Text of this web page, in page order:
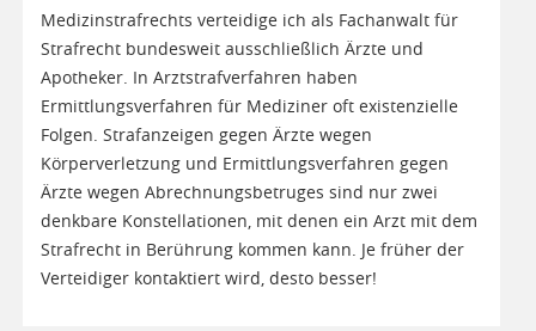
Medizinstrafrechts verteidige ich als Fachanwalt für
Strafrecht bundesweit ausschließlich Ärzte und
Apotheker. In Arztstrafverfahren haben
Ermittlungsverfahren für Mediziner oft existenzielle
Folgen. Strafanzeigen gegen Ärzte wegen
Körperverletzung und Ermittlungsverfahren gegen
Ärzte wegen Abrechnungsbetruges sind nur zwei
denkbare Konstellationen, mit denen ein Arzt mit dem
Strafrecht in Berührung kommen kann. Je früher der
Verteidiger kontaktiert wird, desto besser!